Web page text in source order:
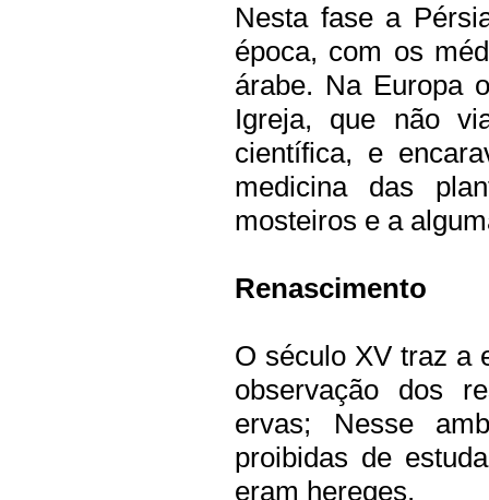
Nesta fase a
época, com os
árabe. Na Europa
Igreja, que não
científica, e
medicina das
mosteiros e a
Renascimento
O século XV traz a
observação dos
ervas; Nesse
proibidas de
eram hereges.